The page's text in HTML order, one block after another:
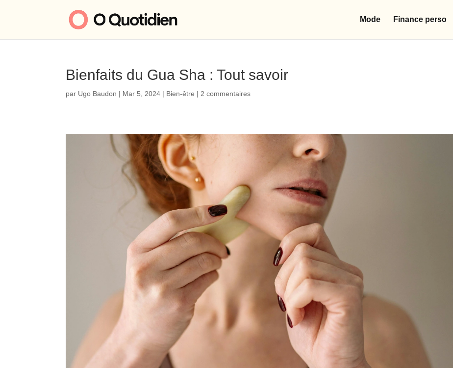
Mode Finance perso
Bienfaits du Gua Sha : Tout savoir
par Ugo Baudon | Mar 5, 2024 | Bien-être | 2 commentaires